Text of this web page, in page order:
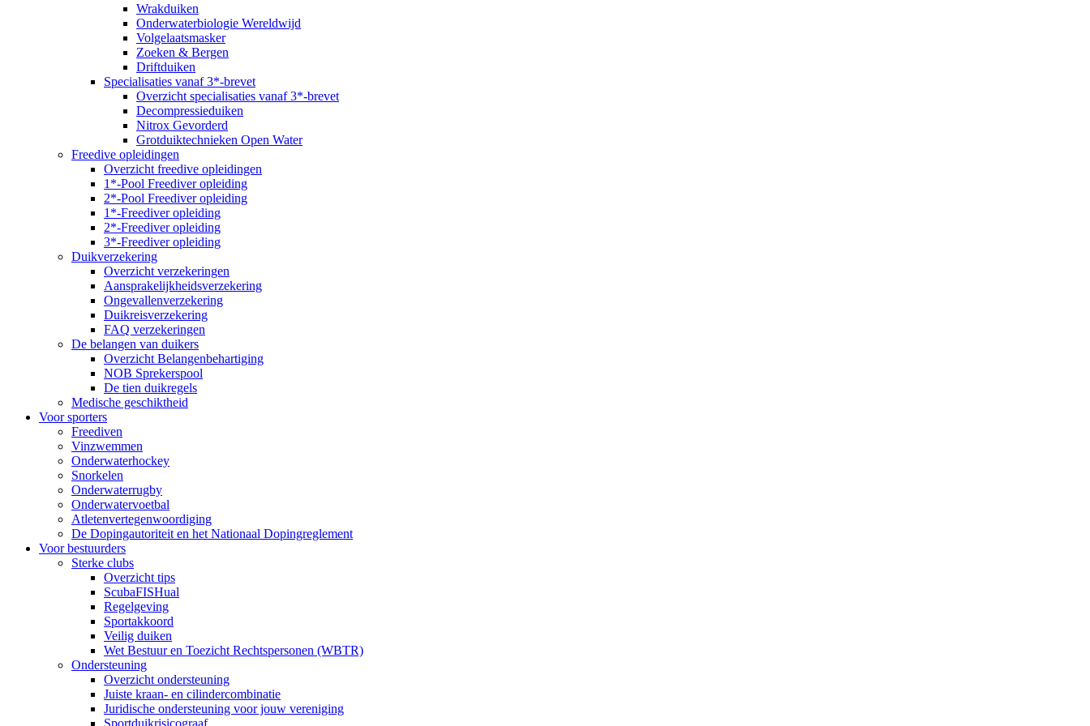
Wrakduiken
Onderwaterbiologie Wereldwijd
Volgelaatsmasker
Zoeken & Bergen
Driftduiken
Specialisaties vanaf 3*-brevet
Overzicht specialisaties vanaf 3*-brevet
Decompressieduiken
Nitrox Gevorderd
Grotduiktechnieken Open Water
Freedive opleidingen
Overzicht freedive opleidingen
1*-Pool Freediver opleiding
2*-Pool Freediver opleiding
1*-Freediver opleiding
2*-Freediver opleiding
3*-Freediver opleiding
Duikverzekering
Overzicht verzekeringen
Aansprakelijkheidsverzekering
Ongevallenverzekering
Duikreisverzekering
FAQ verzekeringen
De belangen van duikers
Overzicht Belangenbehartiging
NOB Sprekerspool
De tien duikregels
Medische geschiktheid
Voor sporters
Freediven
Vinzwemmen
Onderwaterhockey
Snorkelen
Onderwaterrugby
Onderwatervoetbal
Atletenvertegenwoordiging
De Dopingautoriteit en het Nationaal Dopingreglement
Voor bestuurders
Sterke clubs
Overzicht tips
ScubaFISHual
Regelgeving
Sportakkoord
Veilig duiken
Wet Bestuur en Toezicht Rechtspersonen (WBTR)
Ondersteuning
Overzicht ondersteuning
Juiste kraan- en cilindercombinatie
Juridische ondersteuning voor jouw vereniging
Sportduikrisicograaf